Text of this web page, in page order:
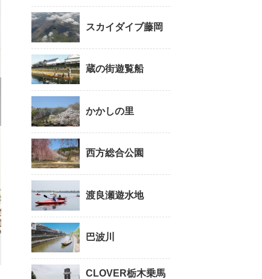
スカイダイブ藤岡
蔵の街遊覧船
かかしの里
西方総合公園
渡良瀬遊水地
巴波川
CLOVER栃木乗馬